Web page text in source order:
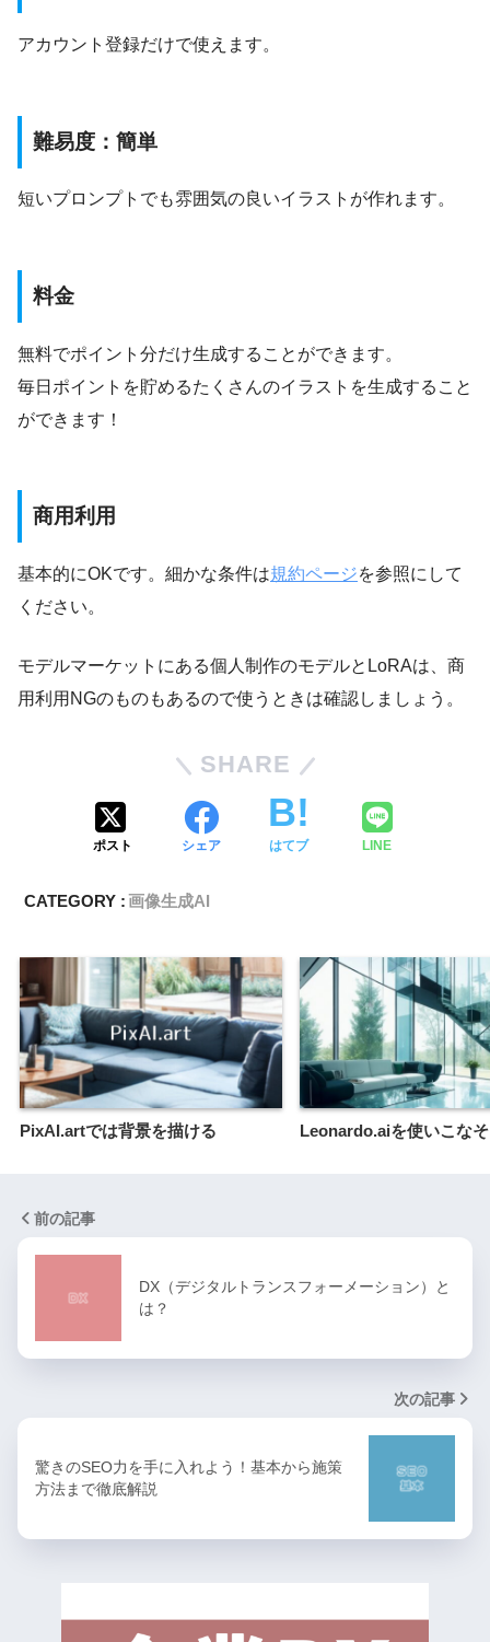
アカウント登録だけで使えます。
難易度：簡単
短いプロンプトでも雰囲気の良いイラストが作れます。
料金
無料でポイント分だけ生成することができます。
毎日ポイントを貯めるたくさんのイラストを生成すること
ができます！
商用利用
基本的にOKです。細かな条件は規約ページを参照にして
ください。
モデルマーケットにある個人制作のモデルとLoRAは、商
用利用NGのものもあるので使うときは確認しましょう。
SHARE
ポスト シェア はてブ LINE
CATEGORY :画像生成AI
PixAI.artでは背景を描ける Leonardo.aiを使いこな
前の記事
DX（デジタルトランスフォーメーション）と
は？
次の記事
驚きのSEO力を手に入れよう！基本から施策
方法まで徹底解説